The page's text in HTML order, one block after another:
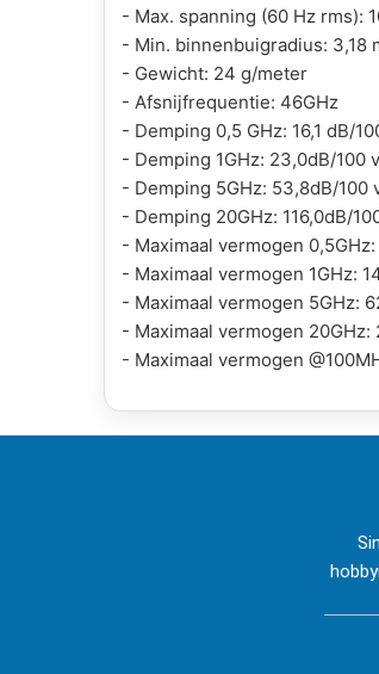
- Max. spanning (60 Hz rms):
- Min. binnenbuigradius: 3,18
- Gewicht: 24 g/meter
- Afsnijfrequentie: 46GHz
- Demping 0,5 GHz: 16,1 dB/
- Demping 1GHz: 23,0dB/100
- Demping 5GHz: 53,8dB/100
- Demping 20GHz: 116,0dB/
- Maximaal vermogen
- Maximaal vermogen 1GHz:
- Maximaal vermogen 5GHz:
- Maximaal vermogen 20GHz:
- Maximaal vermogen